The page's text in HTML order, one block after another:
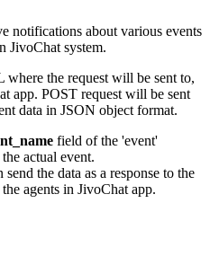
notifications about various events
JivoChat system.
the request will be sent to,
app. POST request will be sent
data in JSON object format.
field of the 'event'
actual event.
the data as a response to the
agents in JivoChat app.